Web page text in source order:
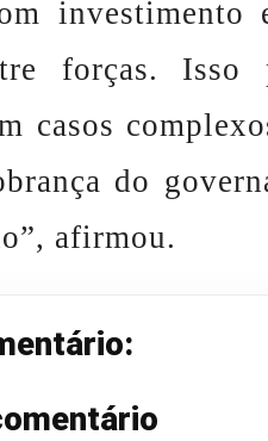
forças. Isso
casos
do
afirmou.